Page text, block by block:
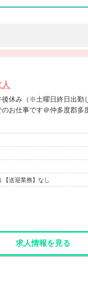
お仕事です＠仲多度郡多
【送迎業務】なし
求人情報を見る